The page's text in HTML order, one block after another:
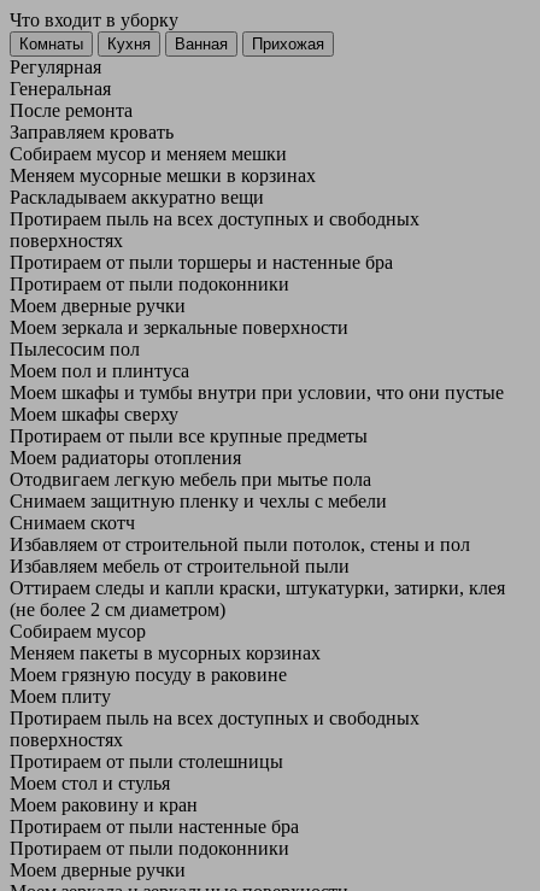
Что входит в уборку
Регу­лярная
Гене­ральная
После ремонта
Заправляем кровать
Собираем мусор и меняем мешки
Меняем мусорные мешки в корзинах
Раскладываем аккуратно вещи
Протираем пыль на всех доступных и свободных
поверхностях
Протираем от пыли торшеры и настенные бра
Протираем от пыли подоконники
Моем дверные ручки
Моем зеркала и зеркальные поверхности
Пылесосим пол
Моем пол и плинтуса
Моем шкафы и тумбы внутри при условии, что они пустые
Моем шкафы сверху
Протираем от пыли все крупные предметы
Моем радиаторы отопления
Отодвигаем легкую мебель при мытье пола
Снимаем защитную пленку и чехлы с мебели
Снимаем скотч
Избавляем от строительной пыли потолок, стены и пол
Избавляем мебель от строительной пыли
Оттираем следы и капли краски, штукатурки, затирки, клея
(не более 2 см диаметром)
Собираем мусор
Меняем пакеты в мусорных корзинах
Моем грязную посуду в раковине
Моем плиту
Протираем пыль на всех доступных и свободных
поверхностях
Протираем от пыли столешницы
Моем стол и стулья
Моем раковину и кран
Протираем от пыли настенные бра
Протираем от пыли подоконники
Моем дверные ручки